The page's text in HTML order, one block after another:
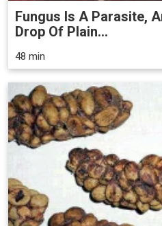
Fungus Is A Parasite,
Drop Of Plain...
48 min